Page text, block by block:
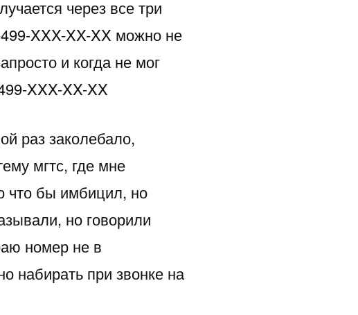
через все три
XXX-XX-XX можно не
и когда не мог
XXX-XX-XX
раз заколебало,
мгтс, где мне
что бы имбицил, но
но говорили
номер не в
набирать при звонке на